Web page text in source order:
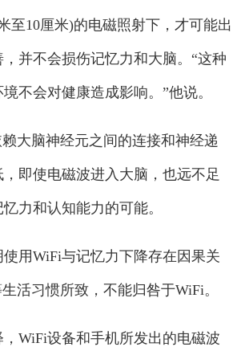
10厘米)的电磁照射下，才可能出
并不会损伤记忆力和大脑。“这种
不会对健康造成影响。”他说。
大脑神经元之间的连接和神经递
即使电磁波进入大脑，也远不足
力和认知能力的可能。
用WiFi与记忆力下降存在因果关
活习惯所致，不能归咎于WiFi。
WiFi设备和手机所发出的电磁波